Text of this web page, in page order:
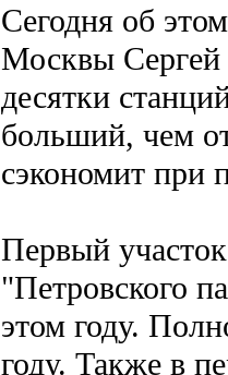
Сегодня об
Москвы Сергей
десятки
больший, чем
сэкономит при
Первый
"Петровского
этом году.
году. Также в